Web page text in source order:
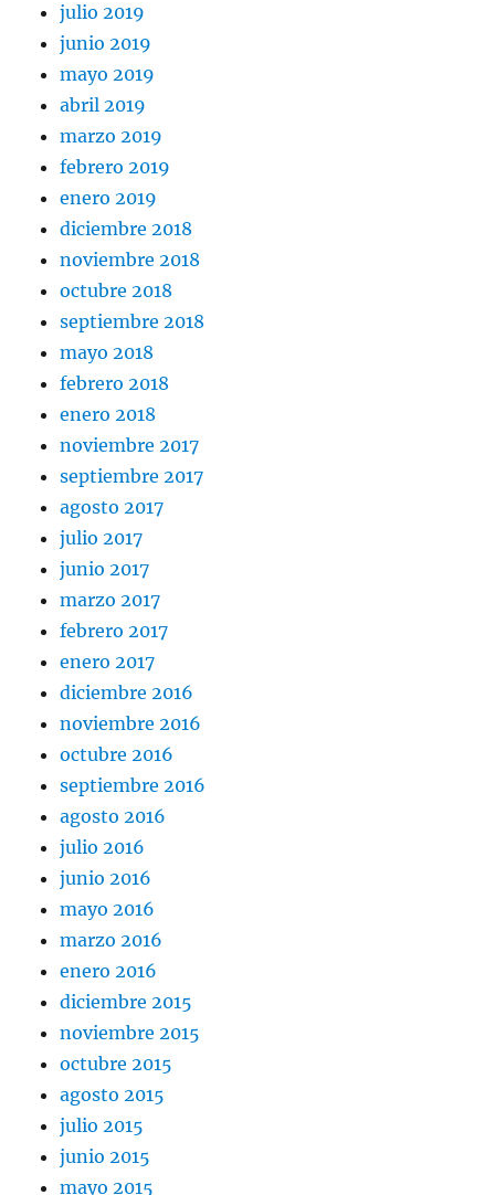
julio 2019
junio 2019
mayo 2019
abril 2019
marzo 2019
febrero 2019
enero 2019
diciembre 2018
noviembre 2018
octubre 2018
septiembre 2018
mayo 2018
febrero 2018
enero 2018
noviembre 2017
septiembre 2017
agosto 2017
julio 2017
junio 2017
marzo 2017
febrero 2017
enero 2017
diciembre 2016
noviembre 2016
octubre 2016
septiembre 2016
agosto 2016
julio 2016
junio 2016
mayo 2016
marzo 2016
enero 2016
diciembre 2015
noviembre 2015
octubre 2015
agosto 2015
julio 2015
junio 2015
mayo 2015